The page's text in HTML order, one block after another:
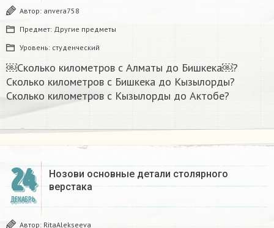
Автор: anvera758
Предмет: Другие предметы
Уровень: студенческий
￼Сколько километров с Алматы до Бишкека￼?
Сколько километров с Бишкека до Кызылорды?
Сколько километров с Кызылорды до Актобе?
24
ДЕКАБРЬ
Нозови основные детали столярного
верстака
Автор: RitaAlekseeva